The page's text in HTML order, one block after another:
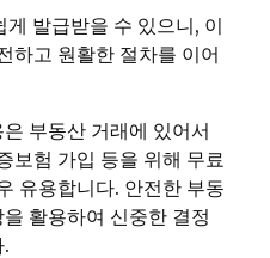
발급받을 수 있으니, 이
하고 원활한 절차를 이어
부동산 거래에 있어서
보험 가입 등을 위해 무료
유용합니다. 안전한 부동
활용하여 신중한 결정